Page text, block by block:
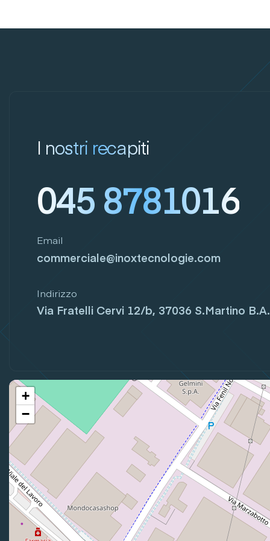
I nostri recapiti
045 8781016
Email
commerciale@inoxtecnologie.com
Indirizzo
Via Fratelli Cervi 12/b, 37036 S.Martino B.A.
+
−